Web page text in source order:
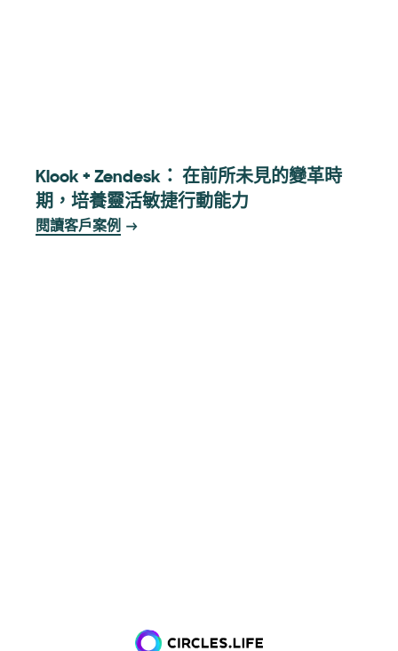
Klook + Zendesk： 在前所未見的變革時
期，培養靈活敏捷行動能力
閱讀客戶案例